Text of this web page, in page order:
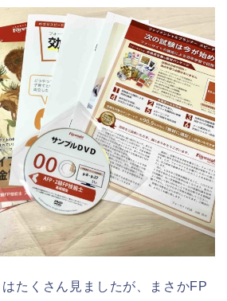
たくさん見ましたが、まさかFP